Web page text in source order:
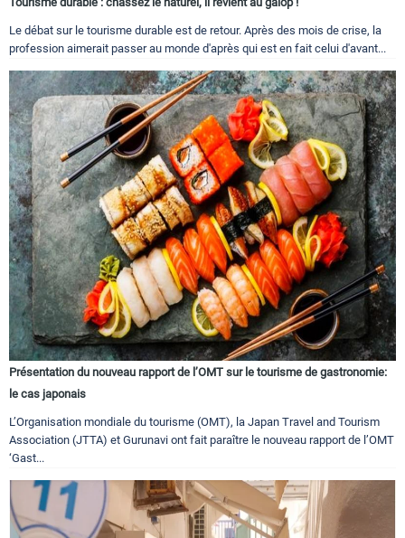
Le débat sur le tourisme durable est de retour. Après des mois de crise, la
profession aimerait passer au monde d'après qui est en fait celui d'avant...
Présentation du nouveau rapport de l’OMT sur le tourisme de gastronomie:
le cas japonais
L’Organisation mondiale du tourisme (OMT), la Japan Travel and Tourism
Association (JTTA) et Gurunavi ont fait paraître le nouveau rapport de l’OMT
‘Gast...